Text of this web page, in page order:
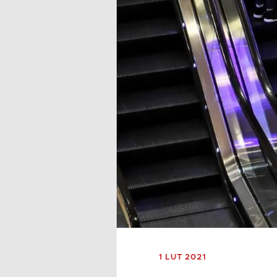
1 LUT 2021